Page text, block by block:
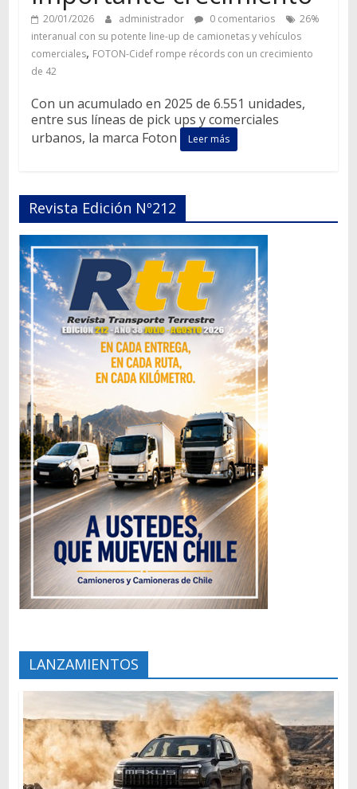
20/01/2026 administrador 0 comentarios
26%
interanual con su potente line-up de camionetas y vehículos
comerciales, FOTON-Cidef rompe récords con un crecimiento
de 42
Con un acumulado en 2025 de 6.551 unidades,
entre sus líneas de pick ups y comerciales
urbanos, la marca Foton
Leer más
Revista Edición Nº212
LANZAMIENTOS